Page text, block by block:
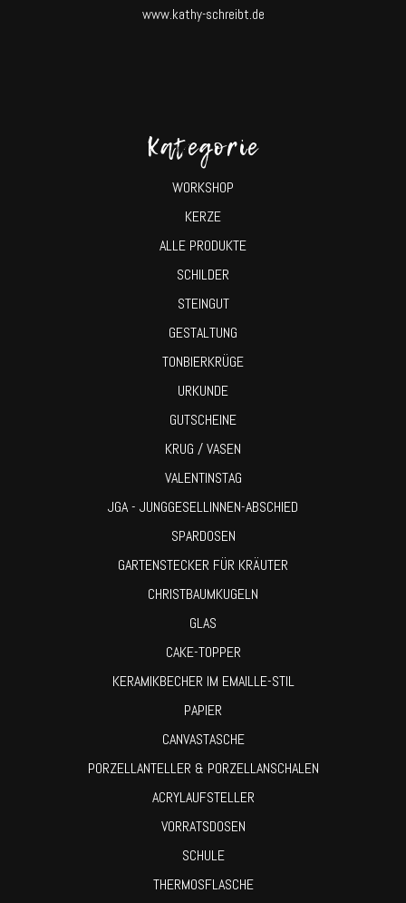
www.kathy-schreibt.de
Kategorie
WORKSHOP
KERZE
ALLE PRODUKTE
SCHILDER
STEINGUT
GESTALTUNG
TONBIERKRÜGE
URKUNDE
GUTSCHEINE
KRUG / VASEN
VALENTINSTAG
JGA - JUNGGESELLINNEN-ABSCHIED
SPARDOSEN
GARTENSTECKER FÜR KRÄUTER
CHRISTBAUMKUGELN
GLAS
CAKE-TOPPER
KERAMIKBECHER IM EMAILLE-STIL
PAPIER
CANVASTASCHE
PORZELLANTELLER & PORZELLANSCHALEN
ACRYLAUFSTELLER
VORRATSDOSEN
SCHULE
THERMOSFLASCHE